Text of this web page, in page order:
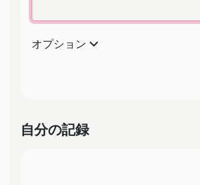
オプション
自分の記録